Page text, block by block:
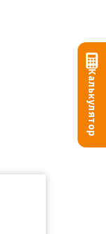
Калькулятор